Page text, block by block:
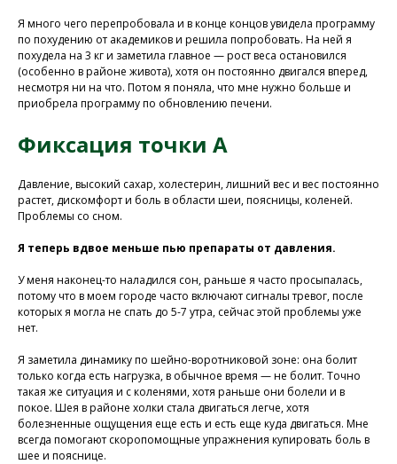
Я много чего перепробовала и в конце концов увидела программу
по похудению от академиков и решила попробовать. На ней я
похудела на 3 кг и заметила главное — рост веса остановился
(особенно в районе живота), хотя он постоянно двигался вперед,
несмотря ни на что. Потом я поняла, что мне нужно больше и
приобрела программу по обновлению печени.
Фиксация точки А
Давление, высокий сахар, холестерин, лишний вес и вес постоянно
растет, дискомфорт и боль в области шеи, поясницы, коленей.
Проблемы со сном.
Я теперь вдвое меньше пью препараты от давления.
У меня наконец-то наладился сон, раньше я часто просыпалась,
потому что в моем городе часто включают сигналы тревог, после
которых я могла не спать до 5-7 утра, сейчас этой проблемы уже
нет.
Я заметила динамику по шейно-воротниковой зоне: она болит
только когда есть нагрузка, в обычное время — не болит. Точно
такая же ситуация и с коленями, хотя раньше они болели и в
покое. Шея в районе холки стала двигаться легче, хотя
болезненные ощущения еще есть и есть еще куда двигаться. Мне
всегда помогают скоропомощные упражнения купировать боль в
шее и пояснице.